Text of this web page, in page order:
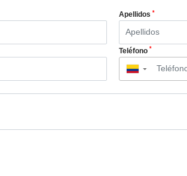
Apellidos *
Teléfono *
▼